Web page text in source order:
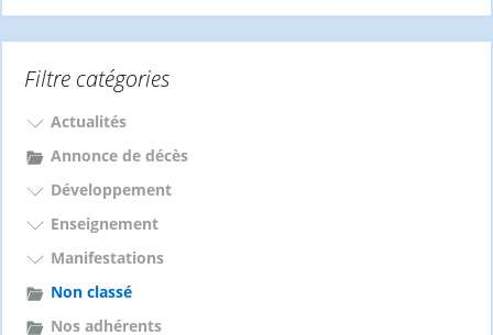
r
h
r
Filtre catégories
Actualités
Annonce de décès
Développement
Enseignement
Manifestations
Non classé
Nos adhérents